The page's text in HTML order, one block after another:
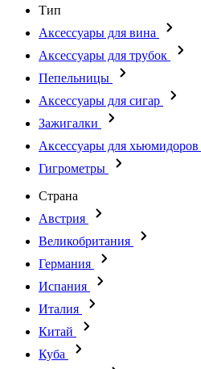
Тип
Аксессуары для вина
Аксессуары для трубок
Пепельницы
Аксессуары для сигар
Зажигалки
Аксессуары для хьюмидоров
Гигрометры
Страна
Австрия
Великобритания
Германия
Испания
Италия
Китай
Куба